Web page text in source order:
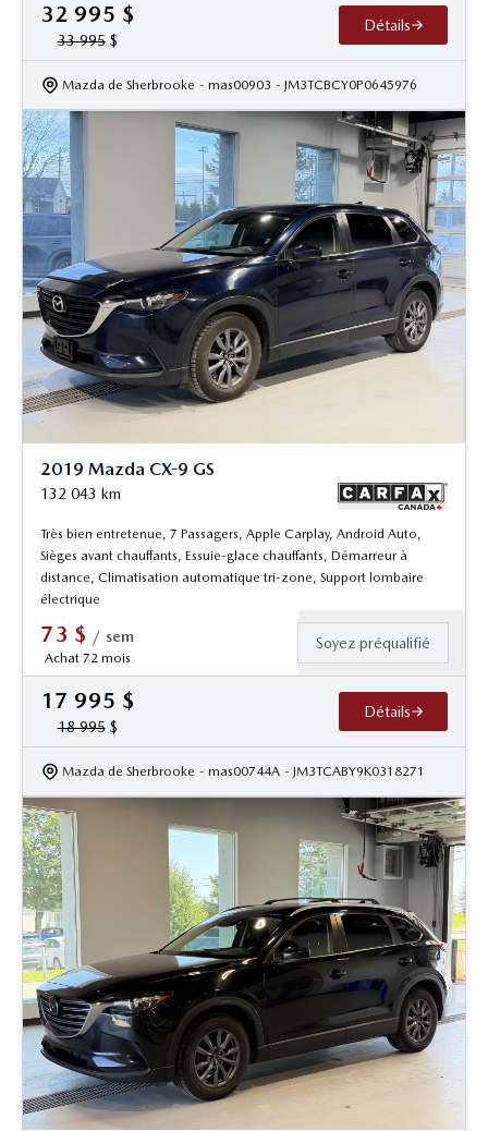
32 995 $
33 995$
Détails
Mazda de Sherbrooke - mas00903 - JM3TCBCY0P0645976
2019 Mazda CX-9 GS
132 043 km
Très bien entretenue, 7 Passagers, Apple Carplay, Android Auto,
Sièges avant chauffants, Essuie-glace chauffants, Démarreur à
distance, Climatisation automatique tri-zone, Support lombaire
électrique
73 $ / sem
Achat 72 mois
Soyez préqualifié
17 995 $
18 995$
Détails
Mazda de Sherbrooke - mas00744A - JM3TCABY9K0318271